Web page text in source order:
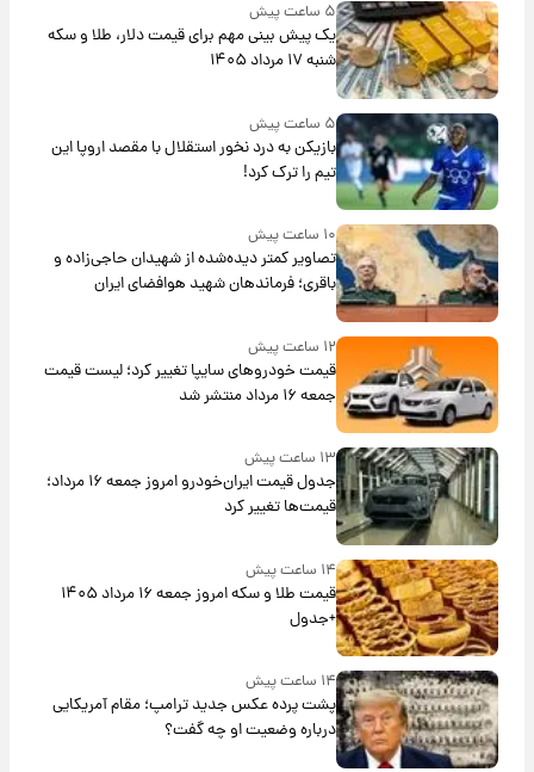
۵ ساعت پیش
یک پیش ‌بینی مهم برای قیمت دلار، طلا و سکه
شنبه ۱۷ مرداد ۱۴۰۵
۵ ساعت پیش
بازیکن به درد نخور استقلال با مقصد اروپا این
تیم را ترک کرد!
۱۰ ساعت پیش
تصاویر کمتر دیده‌شده از شهیدان حاجی‌زاده و
باقری؛ فرماندهان شهید هوافضای ایران
۱۲ ساعت پیش
قیمت خودروهای سایپا تغییر کرد؛ لیست قیمت
جمعه ۱۶ مرداد منتشر شد
۱۳ ساعت پیش
جدول قیمت ایران‌خودرو امروز جمعه ۱۶ مرداد؛
قیمت‌ها تغییر کرد
۱۴ ساعت پیش
قیمت طلا و سکه امروز جمعه ۱۶ مرداد ۱۴۰۵
+جدول
۱۴ ساعت پیش
پشت پرده عکس جدید ترامپ؛ مقام آمریکایی
درباره وضعیت او چه گفت؟